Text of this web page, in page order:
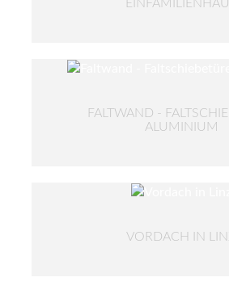
FALTWAND -
ALUMINIUM
VORDACH IN